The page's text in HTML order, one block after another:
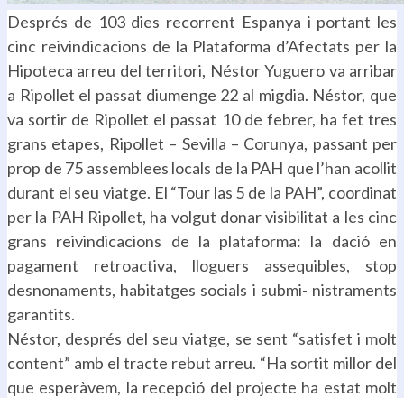
Després de 103 dies recorrent Espanya i portant les
cinc reivindicacions de la Plataforma d’Afectats per la
Hipoteca arreu del territori, Néstor Yuguero va arribar
a Ripollet el passat diumenge 22 al migdia. Néstor, que
va sortir de Ripollet el passat 10 de febrer, ha fet tres
grans etapes, Ripollet – Sevilla – Corunya, passant per
prop de 75 assemblees locals de la PAH que l’han acollit
durant el seu viatge. El “Tour las 5 de la PAH”, coordinat
per la PAH Ripollet, ha volgut donar visibilitat a les cinc
grans reivindicacions de la plataforma: la dació en
pagament retroactiva, lloguers assequibles, stop
desnonaments, habitatges socials i submi- nistraments
garantits.
Néstor, després del seu viatge, se sent “satisfet i molt
content” amb el tracte rebut arreu. “Ha sortit millor del
que esperàvem, la recepció del projecte ha estat molt